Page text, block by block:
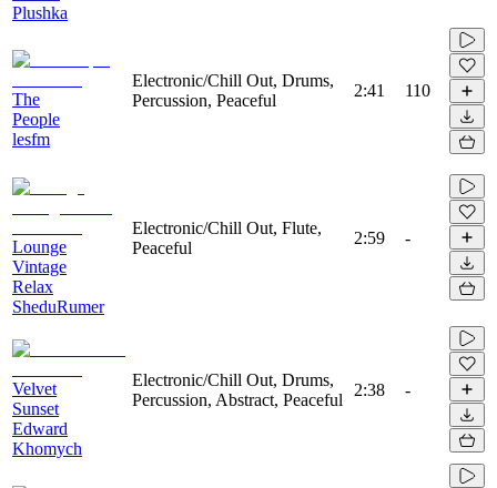
Plushka
The
People
lesfm
Electronic/Chill Out, Drums,
Percussion, Peaceful
2:41 110
Lounge
Vintage
Relax
SheduRumer
Electronic/Chill Out, Flute,
Peaceful
2:59 -
Velvet
Sunset
Edward
Khomych
Electronic/Chill Out, Drums,
Percussion, Abstract, Peaceful
2:38 -